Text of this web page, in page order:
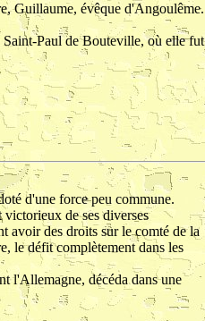
Guillaume, évêque d'Angoulême.
Saint-Paul de Bouteville, où elle fut
d'une force peu commune.
de ses diverses
avoir des droits sur le comté de la
le défit complètement dans les
l'Allemagne, décéda dans une